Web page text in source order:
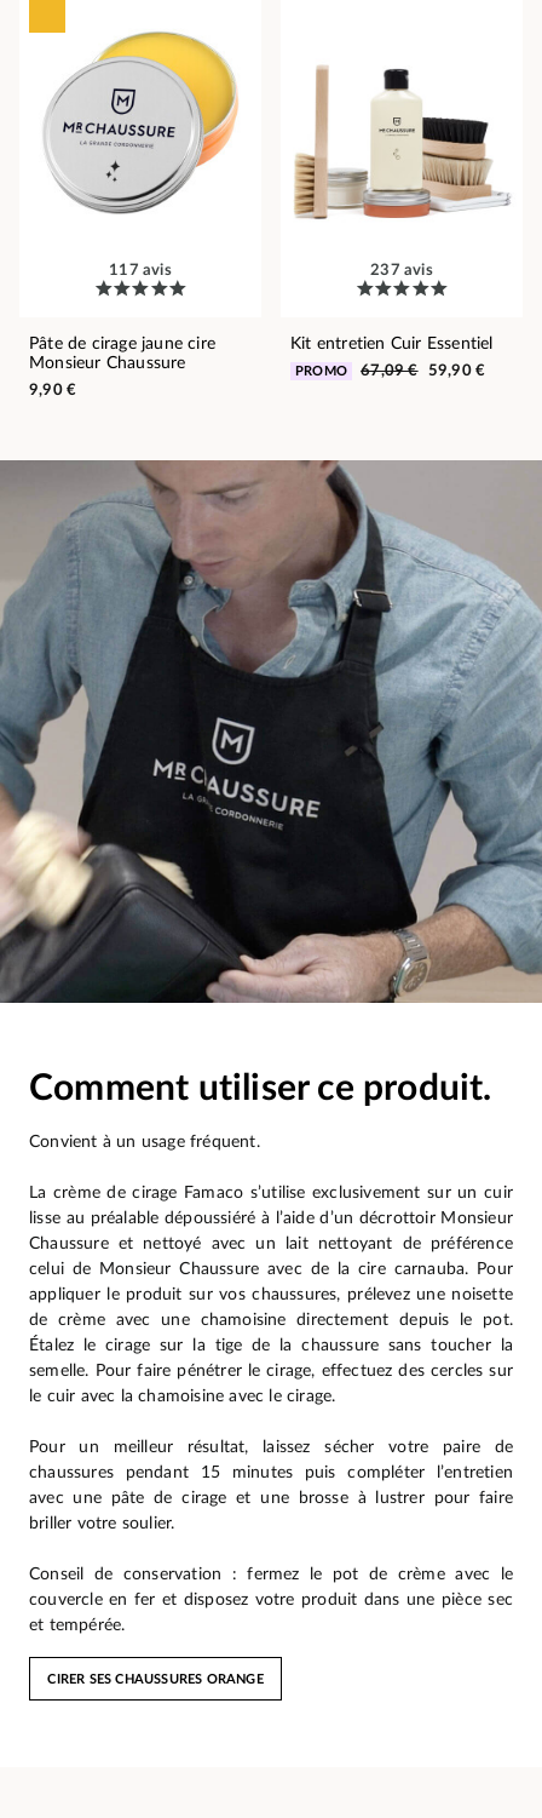
117 avis
Pâte de cirage jaune cire
Monsieur Chaussure
9,90 €
237 avis
Kit entretien Cuir Essentiel
PROMO 67,09 € 59,90 €
Comment utiliser ce produit.
Convient à un usage fréquent.
La crème de cirage Famaco s’utilise exclusivement sur un cuir
lisse au préalable dépoussiéré à l’aide d’un décrottoir Monsieur
Chaussure et nettoyé avec un lait nettoyant de préférence
celui de Monsieur Chaussure avec de la cire carnauba. Pour
appliquer le produit sur vos chaussures, prélevez une noisette
de crème avec une chamoisine directement depuis le pot.
Étalez le cirage sur la tige de la chaussure sans toucher la
semelle. Pour faire pénétrer le cirage, effectuez des cercles sur
le cuir avec la chamoisine avec le cirage.
Pour un meilleur résultat, laissez sécher votre paire de
chaussures pendant 15 minutes puis compléter l’entretien
avec une pâte de cirage et une brosse à lustrer pour faire
briller votre soulier.
Conseil de conservation : fermez le pot de crème avec le
couvercle en fer et disposez votre produit dans une pièce sec
et tempérée.
CIRER SES CHAUSSURES ORANGE